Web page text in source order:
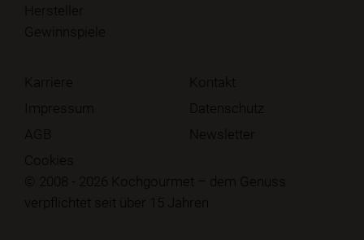
Hersteller
Gewinnspiele
© 2008 - 2026 Kochgourmet – dem Genuss
verpflichtet seit über 15 Jahren
Karriere
Kontakt
Impressum
Datenschutz
AGB
Newsletter
Cookies